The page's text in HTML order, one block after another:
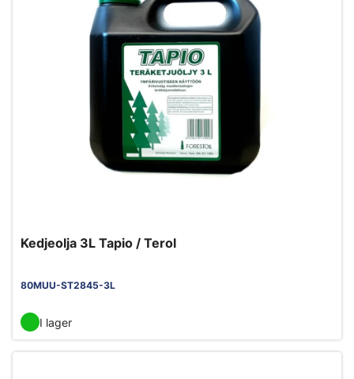
Kedjeolja 3L Tapio / Terol
80MUU-ST2845-3L
I lager